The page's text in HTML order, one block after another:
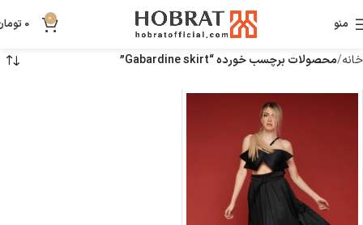
منو 0
0
خانه محصولات برچسب خورده “Gabardine skirt”